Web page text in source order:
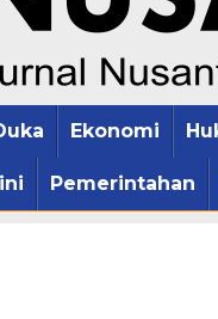
Ekonomi
Pemerintahan